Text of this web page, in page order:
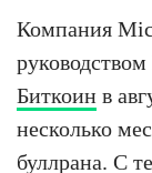
Компания
Биткоин в
несколько
буллрана. С